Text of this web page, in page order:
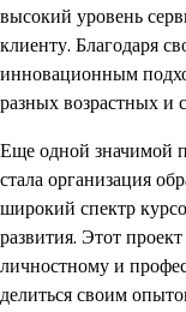
высокий уровень
клиенту. Благодаря
инновационным
разных возрастных и
Еще одной значимой
стала организация
широкий спектр
развития. Этот
личностному и
делиться своим